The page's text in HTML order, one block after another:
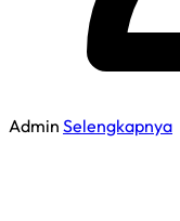
Admin Selengkapnya